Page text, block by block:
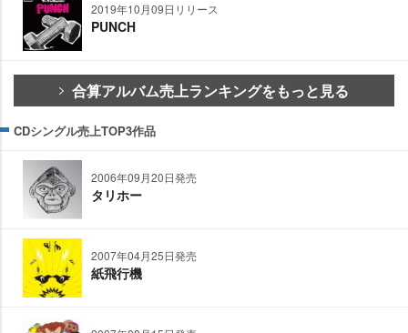
2019年10月09日リリース
PUNCH
合算アルバム売上ランキングをもっと見る
CDシングル売上TOP3作品
2006年09月20日発売
タリホー
2007年04月25日発売
紙飛行機